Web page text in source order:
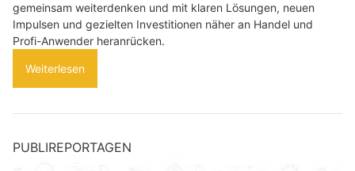
gemeinsam weiterdenken und mit klaren Lösungen, neuen
Impulsen und gezielten Investitionen näher an Handel und
Profi-Anwender heranrücken.
Weiterlesen
PUBLIREPORTAGEN